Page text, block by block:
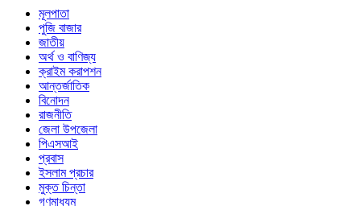
মূলপাতা
পুজি বাজার
জাতীয়
অর্থ ও বাণিজ্য
ক্রাইম করাপশন
আন্তর্জাতিক
বিনোদন
রাজনীতি
জেলা উপজেলা
পিএসআই
প্রবাস
ইসলাম প্রচার
মুক্ত চিন্তা
গণমাধ্যম